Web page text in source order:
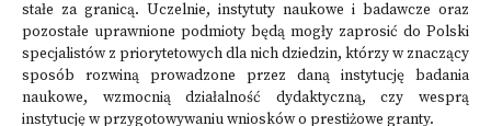
stałe za granicą. Uczelnie, instytuty naukowe i badawcze oraz
pozostałe uprawnione podmioty będą mogły zaprosić do Polski
specjalistów z priorytetowych dla nich dziedzin, którzy w znaczący
sposób rozwiną prowadzone przez daną instytucję badania
naukowe, wzmocnią działalność dydaktyczną, czy wesprą
instytucję w przygotowywaniu wniosków o prestiżowe granty.